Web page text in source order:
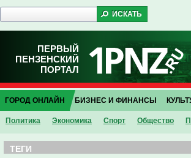
ПЕРВЫЙ
ПЕНЗЕНСКИЙ
ПОРТАЛ
ГОРОД ОНЛАЙН
Политика Экономика Спорт Общество
БИЗНЕС И ФИНАНСЫ
ТЕГИ